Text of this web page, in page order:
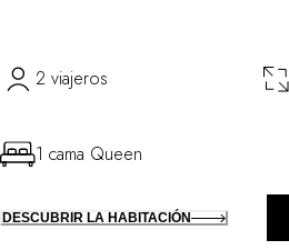
2 viajeros
1 cama Queen
DESCUBRIR LA HABITACIÓN